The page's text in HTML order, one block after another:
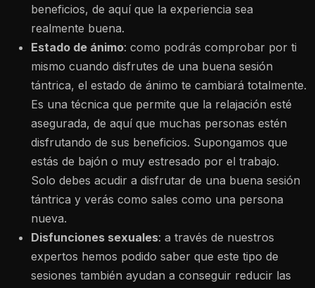
beneficios, de aquí que la experiencia sea
realmente buena.
Estado de ánimo: como podrás comprobar por ti
mismo cuando disfrutes de una buena sesión
tántrica, el estado de ánimo te cambiará totalmente.
Es una técnica que permite que la relajación esté
asegurada, de aquí que muchas personas estén
disfrutando de sus beneficios. Supongamos que
estás de bajón o muy estresado por el trabajo.
Solo debes acudir a disfrutar de una buena sesión
tántrica y verás como sales como una persona
nueva.
Disfunciones sexuales: a través de nuestros
expertos hemos podido saber que este tipo de
sesiones también ayudan a conseguir reducir las